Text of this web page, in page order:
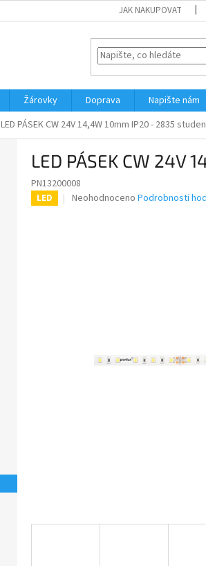
JAK NAKUPOVAT
Žárovky Doprava
Napište nám
LED PÁSEK CW 24V 14,4W 10mm IP20 - 2835
LED PÁSEK CW
PN13200008
LED
Průměrné
Neohodnoceno Podrobnosti